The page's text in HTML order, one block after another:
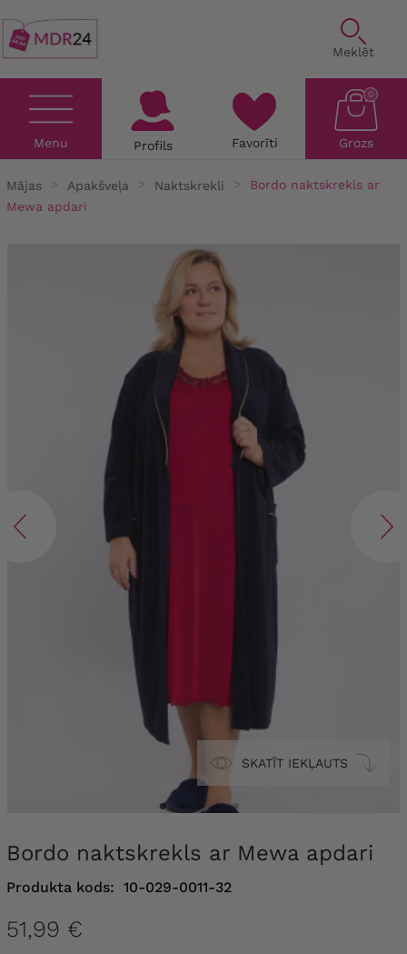
Meklēt
Menu Profils Favorīti Grozs
0
Mājas Apakšveļa Naktskrekli
Bordo naktskrekls ar
Mewa apdari
SKATĪT IEKĻAUTS
Bordo naktskrekls ar Mewa apdari
Produkta kods: 10-029-0011-32
51,99 €